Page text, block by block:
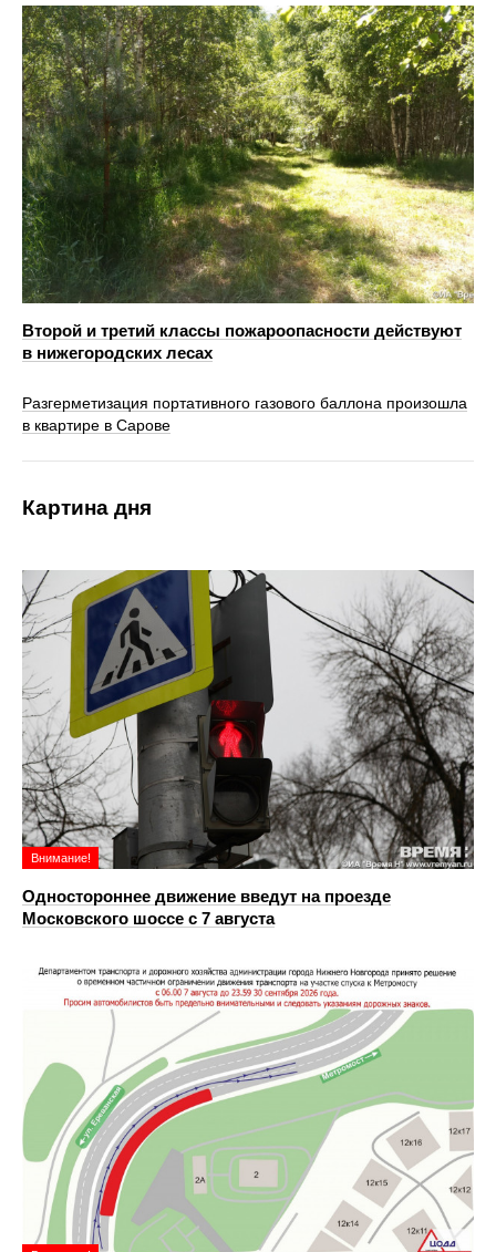
Второй и третий классы пожароопасности действуют
в нижегородских лесах
Разгерметизация портативного газового баллона произошла
в квартире в Сарове
Картина дня
Внимание!
Одностороннее движение введут на проезде
Московского шоссе с 7 августа